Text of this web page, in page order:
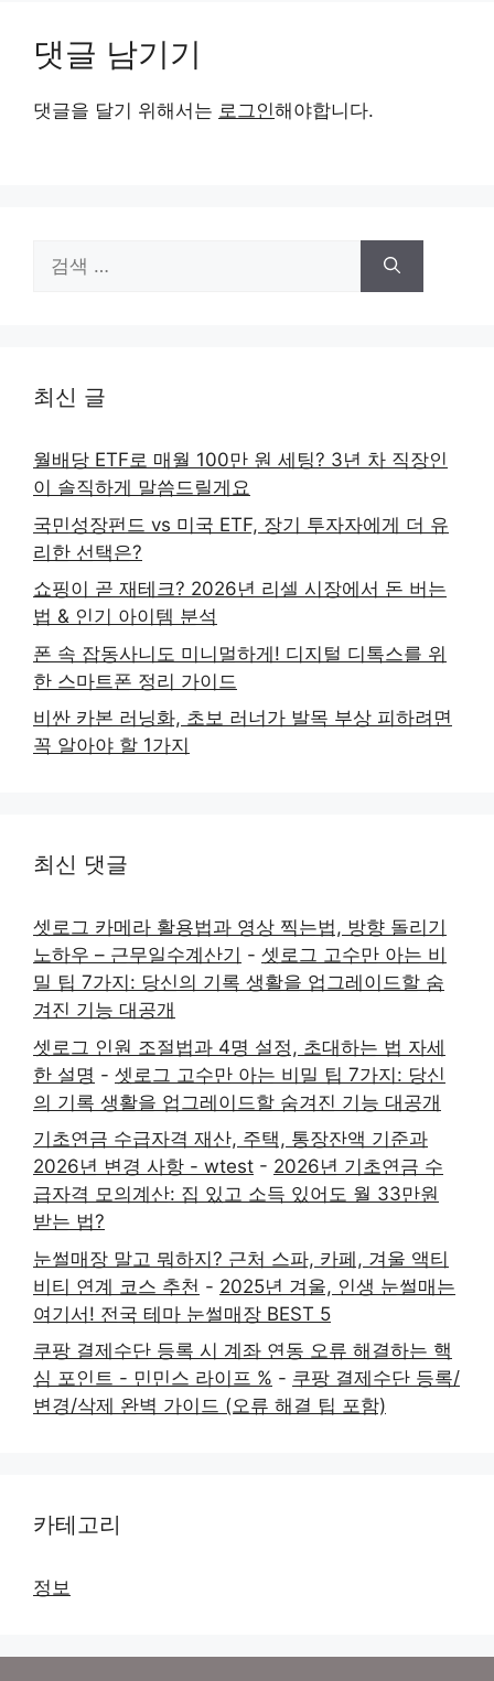
댓글 남기기
댓글을 달기 위해서는 로그인해야합니다.
색:
최신 글
월배당 ETF로 매월 100만 원 세팅? 3년 차 직장인
이 솔직하게 말씀드릴게요
국민성장펀드 vs 미국 ETF, 장기 투자자에게 더 유
리한 선택은?
쇼핑이 곧 재테크? 2026년 리셀 시장에서 돈 버는
법 & 인기 아이템 분석
폰 속 잡동사니도 미니멀하게! 디지털 디톡스를 위
한 스마트폰 정리 가이드
비싼 카본 러닝화, 초보 러너가 발목 부상 피하려면
꼭 알아야 할 1가지
최신 댓글
셋로그 카메라 활용법과 영상 찍는법, 방향 돌리기
노하우 – 근무일수계산기 - 셋로그 고수만 아는 비
밀 팁 7가지: 당신의 기록 생활을 업그레이드할 숨
겨진 기능 대공개
셋로그 인원 조절법과 4명 설정, 초대하는 법 자세
한 설명 - 셋로그 고수만 아는 비밀 팁 7가지: 당신
의 기록 생활을 업그레이드할 숨겨진 기능 대공개
기초연금 수급자격 재산, 주택, 통장잔액 기준과
2026년 변경 사항 - wtest - 2026년 기초연금 수
급자격 모의계산: 집 있고 소득 있어도 월 33만원
받는 법?
눈썰매장 말고 뭐하지? 근처 스파, 카페, 겨울 액티
비티 연계 코스 추천 - 2025년 겨울, 인생 눈썰매는
여기서! 전국 테마 눈썰매장 BEST 5
쿠팡 결제수단 등록 시 계좌 연동 오류 해결하는 핵
심 포인트 - 민민스 라이프 % - 쿠팡 결제수단 등록/
변경/삭제 완벽 가이드 (오류 해결 팁 포함)
카테고리
정보